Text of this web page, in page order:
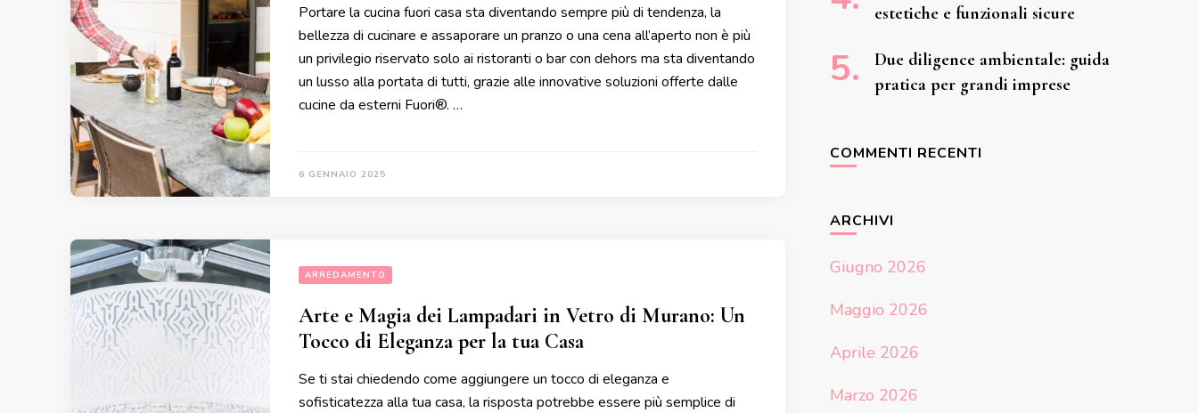
Portare la cucina fuori casa sta diventando sempre più di tendenza, la
bellezza di cucinare e assaporare un pranzo o una cena all’aperto non è più
un privilegio riservato solo ai ristoranti o bar con dehors ma sta diventando
un lusso alla portata di tutti, grazie alle innovative soluzioni offerte dalle
cucine da esterni Fuori®. …
6 GENNAIO 2025
ARREDAMENTO
Arte e Magia dei Lampadari in Vetro di Murano: Un
Tocco di Eleganza per la tua Casa
Se ti stai chiedendo come aggiungere un tocco di eleganza e
sofisticatezza alla tua casa, la risposta potrebbe essere più semplice di
estetiche e funzionali sicure
Due diligence ambientale: guida
pratica per grandi imprese
COMMENTI RECENTI
ARCHIVI
Giugno 2026
Maggio 2026
Aprile 2026
Marzo 2026